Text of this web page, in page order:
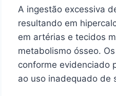
A ingestão excessiva
resultando em
em artérias e tecidos
metabolismo ósseo.
conforme evidenciado
ao uso inadequado de